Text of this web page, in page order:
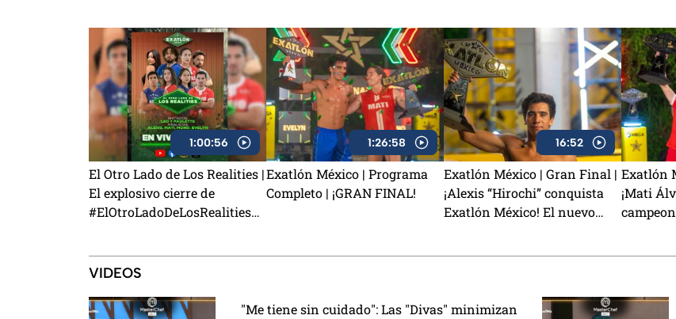
1:00:56
El Otro Lado de Los Realities |
El explosivo cierre de
#ElOtroLadoDeLosRealities
1:26:58
Exatlón México | Programa
Completo | ¡GRAN FINAL!
16:52
Exatlón México | Gran Final |
¡Alexis “Hirochi” conquista
Exatlón México! El nuevo
Exatlón
¡Mati
VIDEOS
"Me tiene sin cuidado": Las "Divas" minimizan